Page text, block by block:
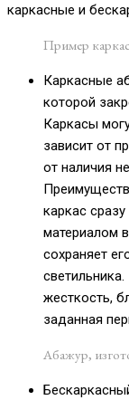
каркасные и
Пример
Каркасные
которой
Каркасы
зависит от
от наличия
каркас
материалом
сохраняет
жесткость,
заданная
Абажур,